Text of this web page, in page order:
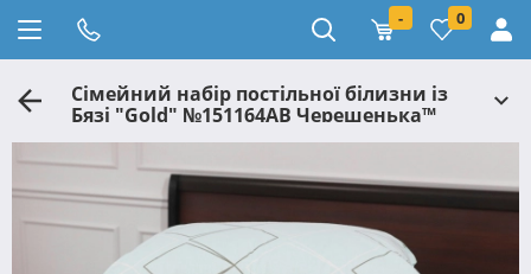
- 0
Сімейний набір постільної білизни із
Бязі "Gold" №151164AB Черешенька™